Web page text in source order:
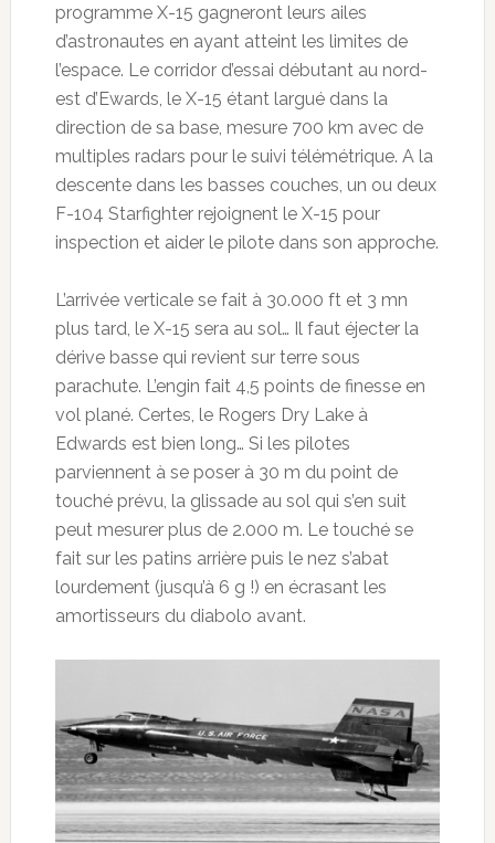
programme X-15 gagneront leurs ailes
d’astronautes en ayant atteint les limites de
l’espace. Le corridor d’essai débutant au nord-
est d’Ewards, le X-15 étant largué dans la
direction de sa base, mesure 700 km avec de
multiples radars pour le suivi télémétrique. A la
descente dans les basses couches, un ou deux
F-104 Starfighter rejoignent le X-15 pour
inspection et aider le pilote dans son approche.
L’arrivée verticale se fait à 30.000 ft et 3 mn
plus tard, le X-15 sera au sol… Il faut éjecter la
dérive basse qui revient sur terre sous
parachute. L’engin fait 4,5 points de finesse en
vol plané. Certes, le Rogers Dry Lake à
Edwards est bien long… Si les pilotes
parviennent à se poser à 30 m du point de
touché prévu, la glissade au sol qui s’en suit
peut mesurer plus de 2.000 m. Le touché se
fait sur les patins arrière puis le nez s’abat
lourdement (jusqu’à 6 g !) en écrasant les
amortisseurs du diabolo avant.